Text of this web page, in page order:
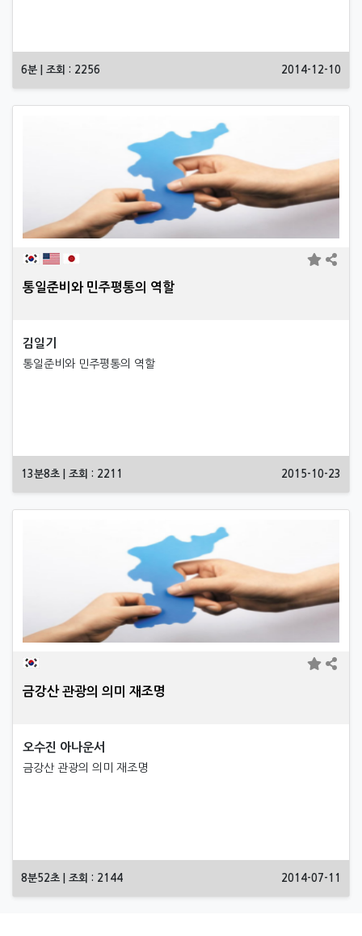
6분 | 조회 : 2256 2014-12-10
통일준비와 민주평통의 역할
김일기
통일준비와 민주평통의 역할
13분8초 | 조회 : 2211 2015-10-23
금강산 관광의 의미 재조명
오수진 아나운서
금강산 관광의 의미 재조명
8분52초 | 조회 : 2144 2014-07-11